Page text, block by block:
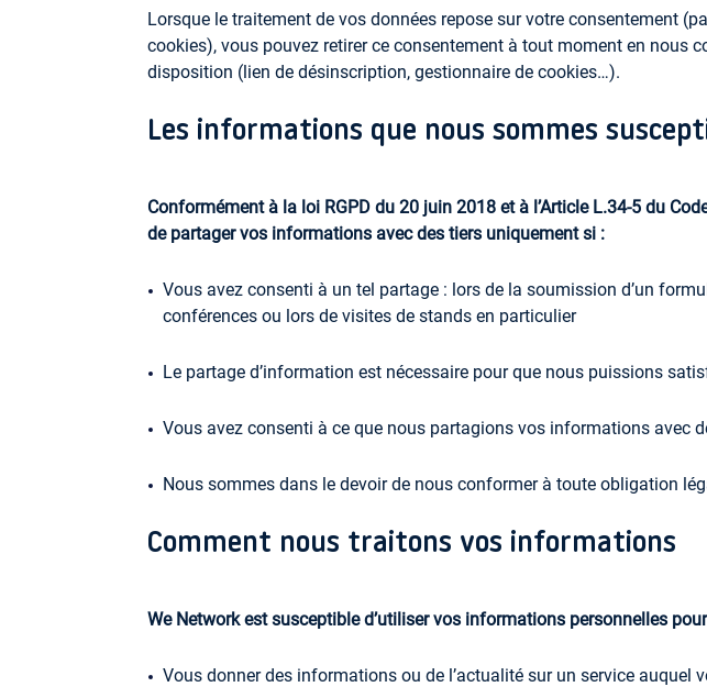
Lorsque le traitement de vos données repose sur votre consentement
cookies), vous pouvez retirer ce consentement à tout moment en nous
disposition (lien de désinscription, gestionnaire de cookies…).
Les informations que nous sommes
Conformément à la loi RGPD du20 juin 2018 et à l’Article L.34-5 du
de partager vos informations avec des tiers uniquementsi :
Vous avez consenti à un tel partage : lors de la soumission d’un
conférences ou lors de visites de stands en particulier
Le partage d’information est nécessaire pour que nous puissions
Vous avez consenti à ce que nous partagions vos informations avec
Nous sommes dans le devoir de nous conformer à toute obligation
Comment nous traitons vos informations
We Network est susceptible d’utiliser vos informations personnelles
Vous donner des informations ou de l’actualité sur un service auquel